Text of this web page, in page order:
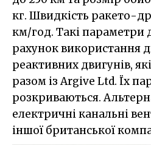
кг. Швидкість ракето-
км/год. Такі параметри
рахунок використання
реактивних двигунів,
разом із Argive Ltd. Їх
розкриваються.
електричні канальні
іншої британської